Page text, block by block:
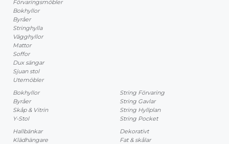
Förvaringsmöbler
Bokhyllor
Byråer
Stringhylla
Vägghyllor
Mattor
Soffor
Dux sängar
Sjuan stol
Utemöbler
Bokhyllor
Byråer
Skåp & Vitrin
Y-Stol
String Förvaring
String Gavlar
String Hyllplan
String Pocket
Hallbänkar
Klädhängare
Dekorativt
Fat & skålar